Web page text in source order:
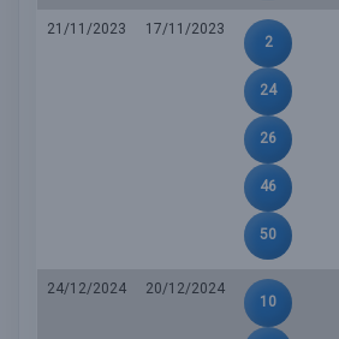
21/11/2023
17/11/2023
2
24
26
46
50
24/12/2024
20/12/2024
10